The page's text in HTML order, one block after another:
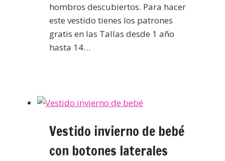
hombros descubiertos. Para hacer
este vestido tienes los patrones
gratis en las Tallas desde 1 año
hasta 14…
Vestido invierno de bebé
con botones laterales